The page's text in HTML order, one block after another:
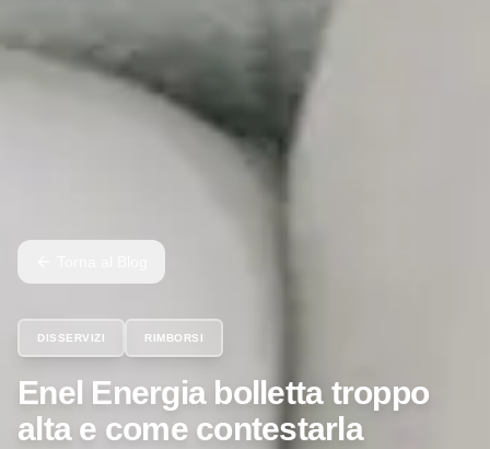
DISSERVIZI RIMBORSI
Enel Energia bolletta troppo
alta e come contestarla